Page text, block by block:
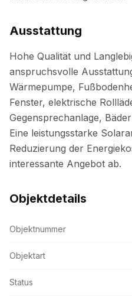
Ausstattung
Objektdetails
Objektnummer
Objektart
Status